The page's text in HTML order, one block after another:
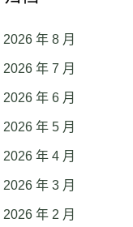
2026 年 8 月
2026 年 7 月
2026 年 6 月
2026 年 5 月
2026 年 4 月
2026 年 3 月
2026 年 2 月